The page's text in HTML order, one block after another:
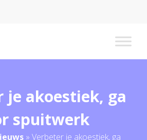
je akoestiek, ga
spuitwerk
» Verbeter je akoestiek, ga